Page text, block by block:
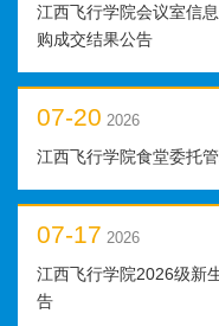
江西飞行学院会议室信
购成交结果公告
07-20 2026
江西飞行学院食堂委托
07-17 2026
江西飞行学院2026级新
告